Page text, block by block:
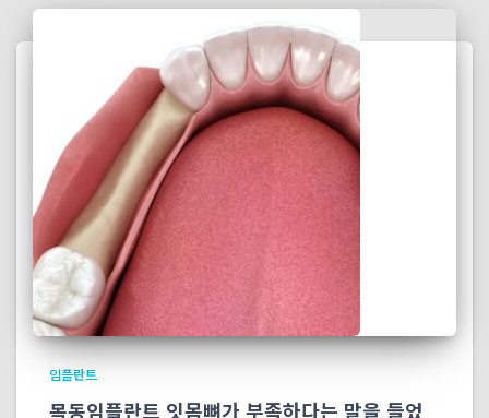
임플란트
목동임플란트 잇몸뼈가 부족하다는 말을 들었